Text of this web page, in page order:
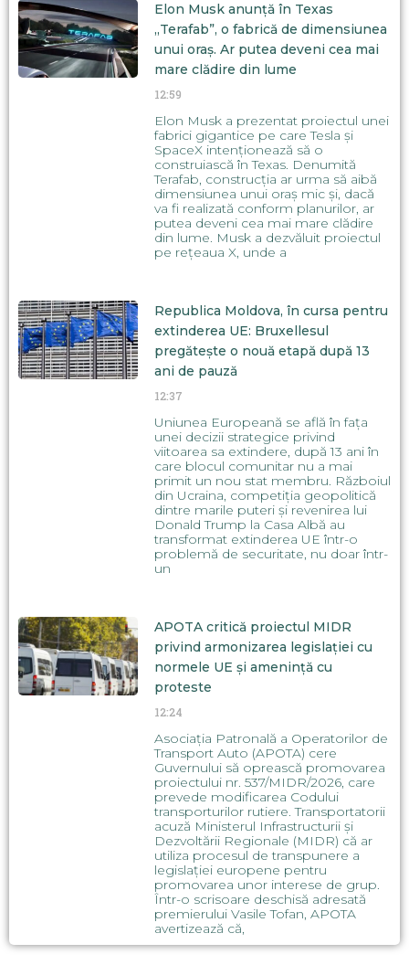
Elon Musk anunță în Texas
„Terafab”, o fabrică de dimensiunea
unui oraș. Ar putea deveni cea mai
mare clădire din lume
12:59
Elon Musk a prezentat proiectul unei
fabrici gigantice pe care Tesla și
SpaceX intenționează să o
construiască în Texas. Denumită
Terafab, construcția ar urma să aibă
dimensiunea unui oraș mic și, dacă
va fi realizată conform planurilor, ar
putea deveni cea mai mare clădire
din lume. Musk a dezvăluit proiectul
pe rețeaua X, unde a
Republica Moldova, în cursa pentru
extinderea UE: Bruxellesul
pregătește o nouă etapă după 13
ani de pauză
12:37
Uniunea Europeană se află în fața
unei decizii strategice privind
viitoarea sa extindere, după 13 ani în
care blocul comunitar nu a mai
primit un nou stat membru. Războiul
din Ucraina, competiția geopolitică
dintre marile puteri și revenirea lui
Donald Trump la Casa Albă au
transformat extinderea UE într-o
problemă de securitate, nu doar într-
un
APOTA critică proiectul MIDR
privind armonizarea legislației cu
normele UE și amenință cu
proteste
12:24
Asociația Patronală a Operatorilor de
Transport Auto (APOTA) cere
Guvernului să oprească promovarea
proiectului nr. 537/MIDR/2026, care
prevede modificarea Codului
transporturilor rutiere. Transportatorii
acuză Ministerul Infrastructurii și
Dezvoltării Regionale (MIDR) că ar
utiliza procesul de transpunere a
legislației europene pentru
promovarea unor interese de grup.
Într-o scrisoare deschisă adresată
premierului Vasile Tofan, APOTA
avertizează că,